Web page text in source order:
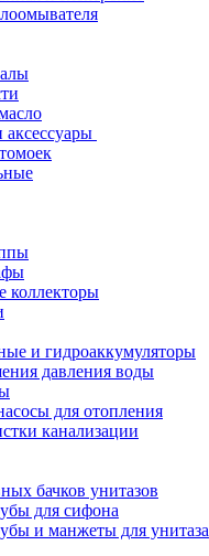
коллекторы
и гидроаккумуляторы
давления воды
для отопления
канализации
бачков унитазов
для сифона
и манжеты для унитаза